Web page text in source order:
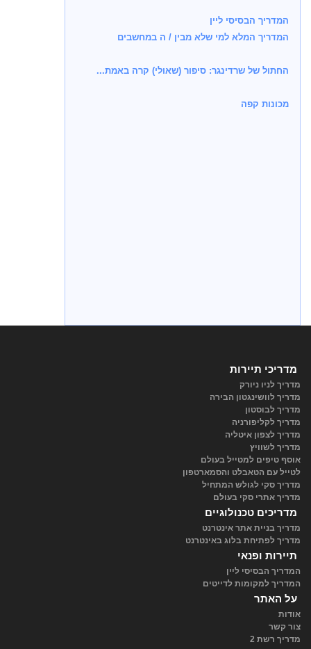
המדריך הבסיסי ליין
המדריך המלא למי שלא מבין / ה במחשבים
החתול של שרדינגר: סיפור (שאולי) קרה באמת...
מכונות קפה
מדריכי תיירות
מדריך לניו ניורק
מדריך לוושינגטון הבירה
מדריך לבוסטון
מדריך לקליפורניה
מדריך לצפון איטליה
מדריך לשוויץ
אוסף טיפים למטייל בעולם
לטייל עם הטאבלט והסמארטפון
מדריך סקי לגולש המתחיל
מדריך אתרי סקי בעולם
מדריכים טכנולוגיים
מדריך בניית אתר אינטרנט
מדריך לפתיחת בלוג באינטרנט
תיירות ופנאי
המדריך הבסיסי ליין
המדריך למקומות לדייטים
על האתר
אודות
צור קשר
מדריך רשת 2